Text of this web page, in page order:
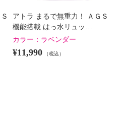
アトラ まるで無重力！ ＡＧＳ
機能搭載 はっ水リュッ…
カラー： ラベンダー
¥11,990 （税込）